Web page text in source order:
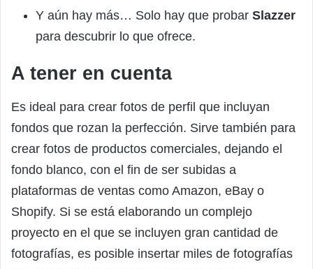
Y aún hay más… Solo hay que probar Slazzer
para descubrir lo que ofrece.
A tener en cuenta
Es ideal para crear fotos de perfil que incluyan
fondos que rozan la perfección. Sirve también para
crear fotos de productos comerciales, dejando el
fondo blanco, con el fin de ser subidas a
plataformas de ventas como Amazon, eBay o
Shopify. Si se está elaborando un complejo
proyecto en el que se incluyen gran cantidad de
fotografías, es posible insertar miles de fotografías